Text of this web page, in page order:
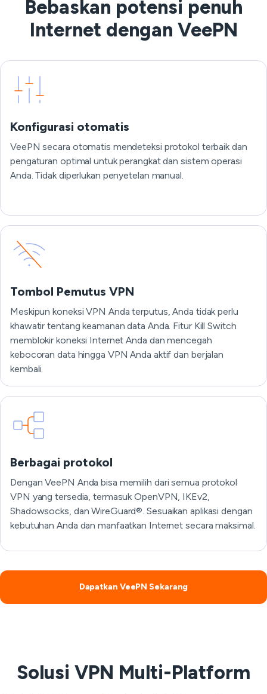
Bebaskan potensi penuh
Internet dengan VeePN
Konfigurasi otomatis
VeePN secara otomatis mendeteksi protokol terbaik dan
pengaturan optimal untuk perangkat dan sistem operasi
Anda. Tidak diperlukan penyetelan manual.
Tombol Pemutus VPN
Meskipun koneksi VPN Anda terputus, Anda tidak perlu
khawatir tentang keamanan data Anda. Fitur Kill Switch
memblokir koneksi Internet Anda dan mencegah
kebocoran data hingga VPN Anda aktif dan berjalan
kembali.
Berbagai protokol
Dengan VeePN Anda bisa memilih dari semua protokol
VPN yang tersedia, termasuk OpenVPN, IKEv2,
Shadowsocks, dan WireGuard®. Sesuaikan aplikasi dengan
kebutuhan Anda dan manfaatkan Internet secara maksimal.
Dapatkan VeePN Sekarang
Solusi VPN Multi-Platform